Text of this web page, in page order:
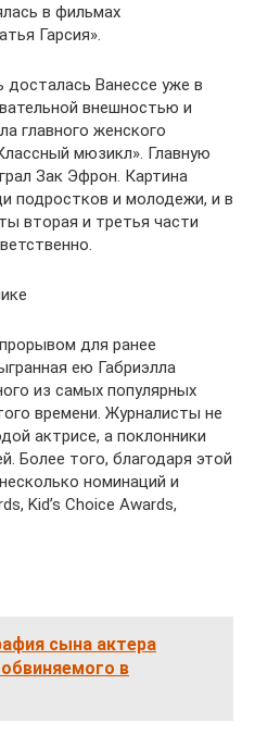
в фильмах
Гарсия».
Ванессе уже в
внешностью и
главного женского
мюзикл». Главную
Зак Эфрон. Картина
подростков и молодежи, и в
вторая и третья части
для ранее
ею Габриэлла
из самых популярных
времени. Журналисты не
актрисе, а поклонники
Более того, благодаря этой
номинаций и
Kid’s Choice Awards,
сына актера
в